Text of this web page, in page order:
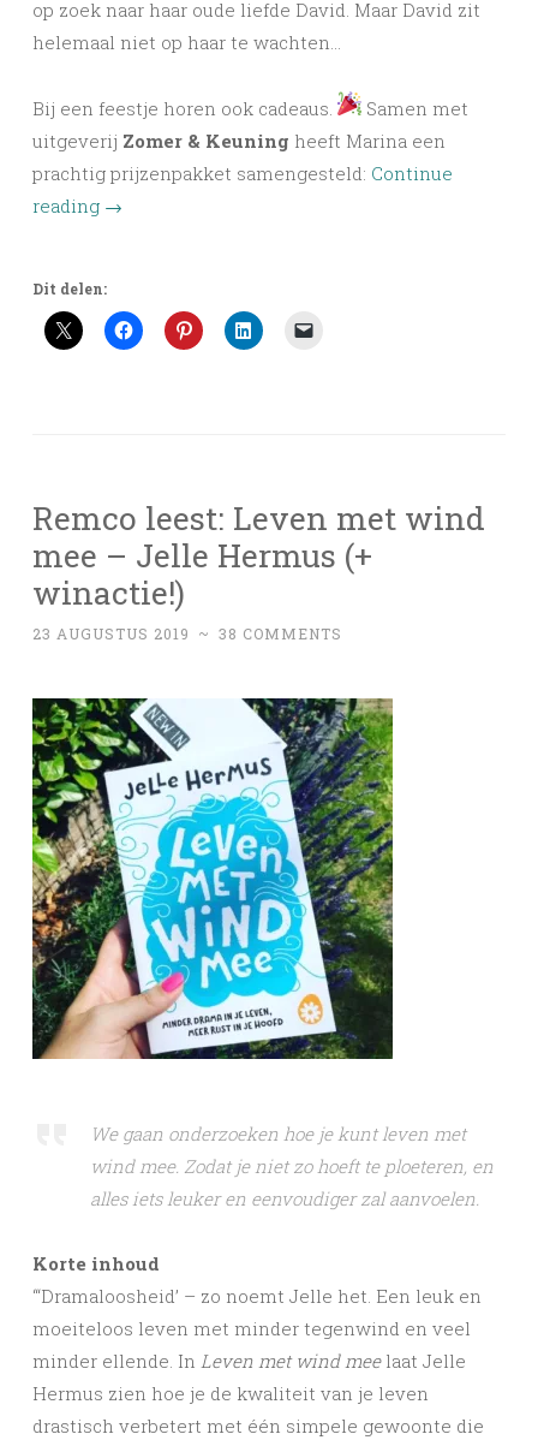
op zoek naar haar oude liefde David. Maar David zit
helemaal niet op haar te wachten…
Bij een feestje horen ook cadeaus.
Samen met
uitgeverij Zomer & Keuning heeft Marina een
prachtig prijzenpakket samengesteld: Continue
reading →
Dit delen:
Remco leest: Leven met wind
mee – Jelle Hermus (+
winactie!)
23 AUGUSTUS 2019 ~ 38 COMMENTS
We gaan onderzoeken hoe je kunt leven met
wind mee. Zodat je niet zo hoeft te ploeteren, en
alles iets leuker en eenvoudiger zal aanvoelen.
Korte inhoud
“‘Dramaloosheid’ – zo noemt Jelle het. Een leuk en
moeiteloos leven met minder tegenwind en veel
minder ellende. In Leven met wind meelaat Jelle
Hermus zien hoe je de kwaliteit van je leven
drastisch verbetert met één simpele gewoonte die